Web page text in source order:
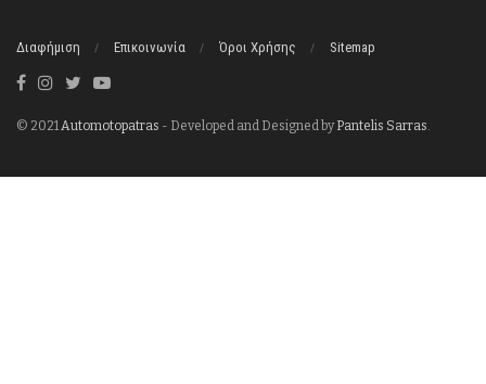
Διαφήμιση Επικοινωνία Όροι Χρήσης Sitemap
© 2021 Automotopatras - Developed and Designed byPantelis Sarras